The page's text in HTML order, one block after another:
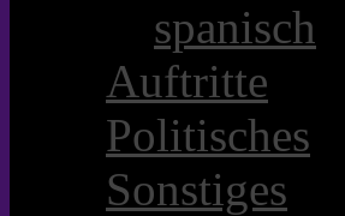
spanisch
Auftritte
Politisches
Sonstiges